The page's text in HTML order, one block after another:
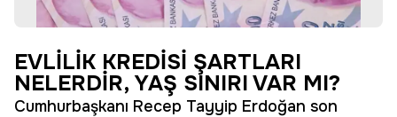
EVLİLİK KREDİSİ ŞARTLARI
NELERDİR, YAŞ SINIRI VAR MI?
Cumhurbaşkanı Recep Tayyip Erdoğan son